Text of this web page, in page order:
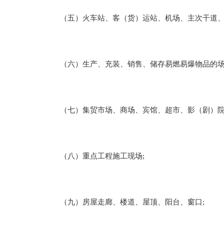
（五）火车站、客（货）运站、机场、主次干道、
（六）生产、充装、销售、储存易燃易爆物品的
（七）集贸市场、商场、宾馆、超市、影（剧）
（八）重点工程施工现场;
（九）房屋走廊、楼道、屋顶、阳台、窗口;